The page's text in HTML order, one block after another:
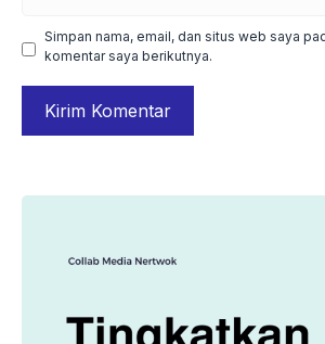
web
Simpan nama, email, dan situs web saya
komentar saya berikutnya.